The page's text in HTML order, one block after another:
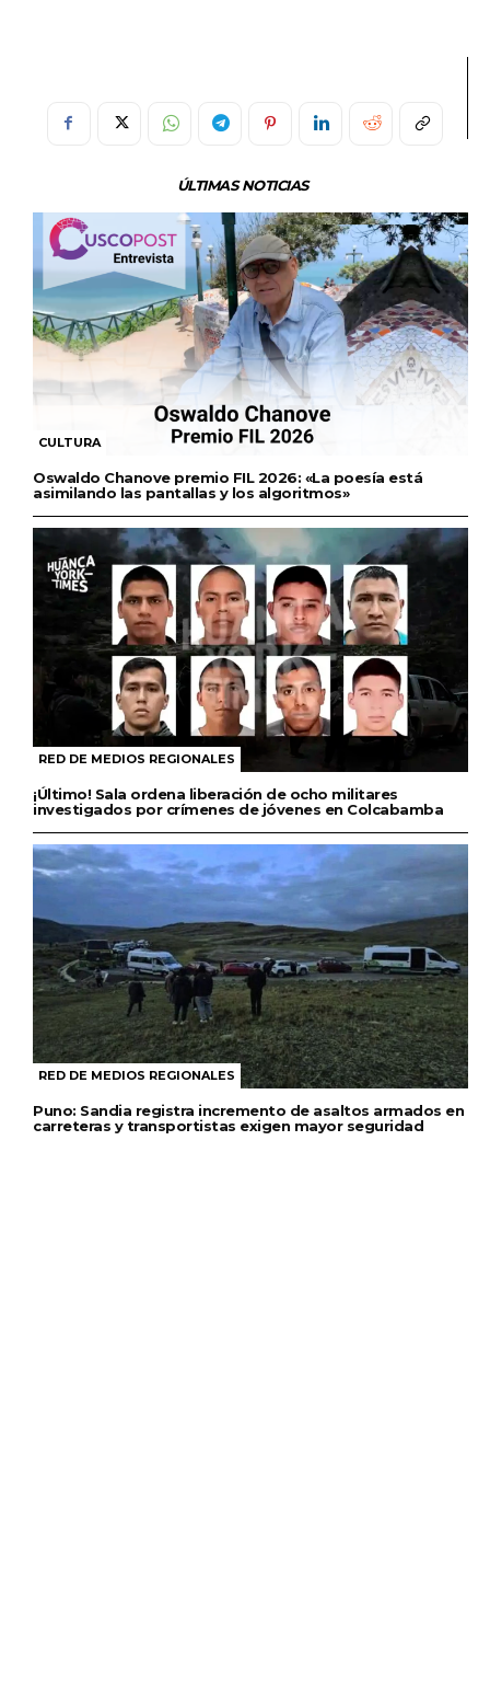
ÚLTIMAS NOTICIAS
CULTURA
Oswaldo Chanove premio FIL 2026: «La poesía está
asimilando las pantallas y los algoritmos»
RED DE MEDIOS REGIONALES
¡Último! Sala ordena liberación de ocho militares
investigados por crímenes de jóvenes en Colcabamba
RED DE MEDIOS REGIONALES
Puno: Sandia registra incremento de asaltos armados en
carreteras y transportistas exigen mayor seguridad